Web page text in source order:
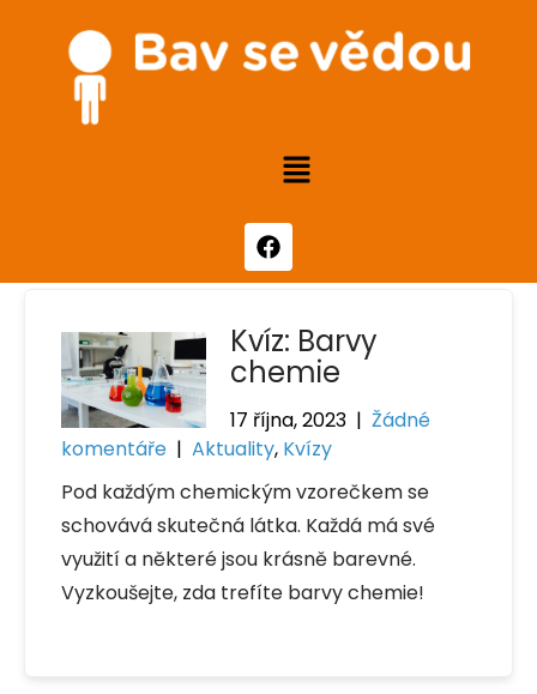
Kvíz: Barvy
chemie
17 října, 2023 |Žádné
komentáře | Aktuality, Kvízy
Pod každým chemickým vzorečkem se
schovává skutečná látka. Každá má své
využití a některé jsou krásně barevné.
Vyzkoušejte, zda trefíte barvy chemie!